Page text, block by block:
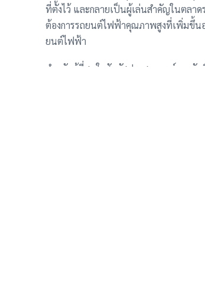
ที่ตั้งไว้ และกลายเป็นผู้เล่นสำคัญในตลา
ต้องการรถยนต์ไฟฟ้าคุณภาพสูงที่เพิ่มขึ้น
ยนต์ไฟฟ้า
สำหรับผู้ที่สนใจสัมผัสประสบการณ์การขั